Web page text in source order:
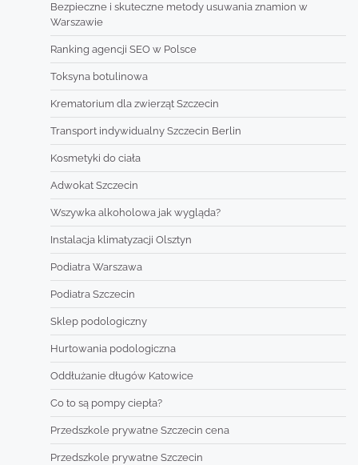
Bezpieczne i skuteczne metody usuwania znamion w
Warszawie
Ranking agencji SEO w Polsce
Toksyna botulinowa
Krematorium dla zwierząt Szczecin
Transport indywidualny Szczecin Berlin
Kosmetyki do ciała
Adwokat Szczecin
Wszywka alkoholowa jak wygląda?
Instalacja klimatyzacji Olsztyn
Podiatra Warszawa
Podiatra Szczecin
Sklep podologiczny
Hurtowania podologiczna
Oddłużanie długów Katowice
Co to są pompy ciepła?
Przedszkole prywatne Szczecin cena
Przedszkole prywatne Szczecin